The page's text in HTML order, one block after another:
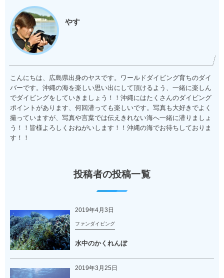
やす
こんにちは、広島県出身のヤスです。ワールドダイビング育ちのダイ
バーです。沖縄の海を楽しい思い出にして頂けるよう、一緒に楽しん
でダイビングをしていきましょう！！沖縄にはたくさんのダイビング
ポイントがあります、何回潜っても楽しいです。写真も大好きでよく
撮っていますが、写真や言葉では伝えきれない海へ一緒に潜りましょ
う！！皆様よろしくおねがいします！！沖縄の海でお待ちしておりま
す！！
投稿者の投稿一覧
2019年4月3日
ファンダイビング
水中のかくれんぼ
2019年3月25日